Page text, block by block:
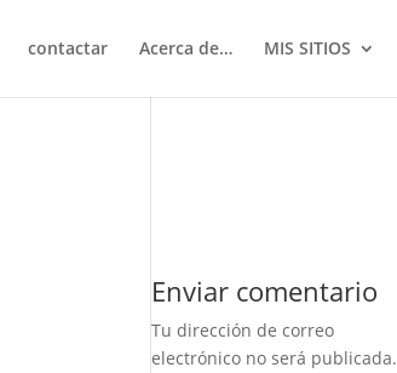
contactar Acerca de… MIS SITIOS
Enviar comentario
Tu dirección de correo
electrónico no será publicada.